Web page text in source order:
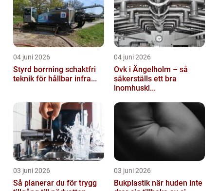
04 juni 2026
Styrd borrning schaktfri
teknik för hållbar infra...
04 juni 2026
Ovk i Ängelholm – så
säkerställs ett bra
inomhuskl...
03 juni 2026
Så planerar du för trygg
03 juni 2026
Bukplastik när huden inte